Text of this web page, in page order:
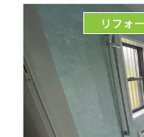
リフォ